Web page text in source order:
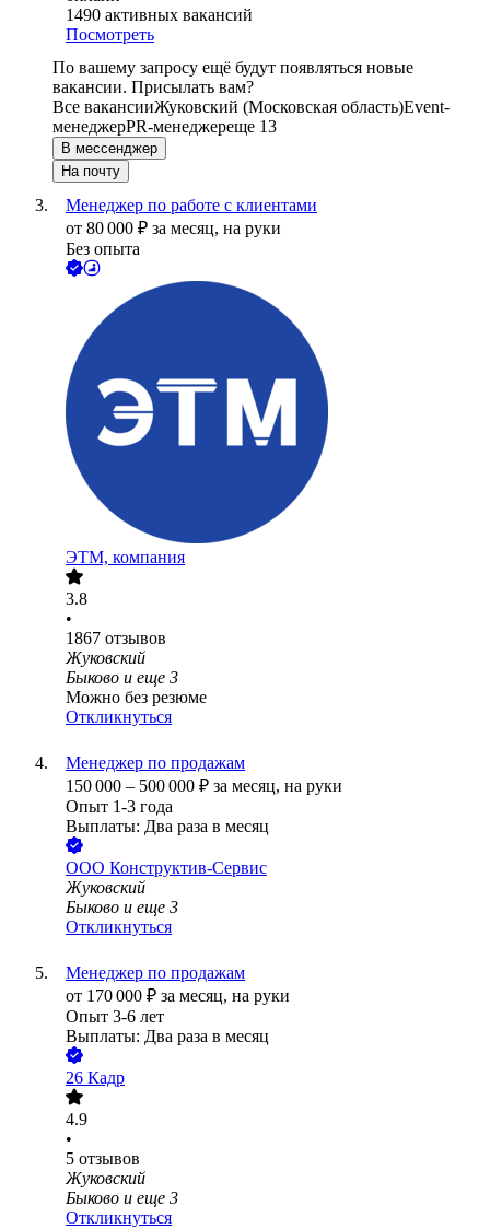
1490 активных вакансий
Посмотреть
По вашему запросу ещё будут появляться новые
вакансии. Присылать вам?
Все вакансииЖуковский (Московская область)Event-
менеджерPR-менеджереще 13
В мессенджер
На почту
Менеджер по работе с клиентами
от 80 000 ₽ за месяц, на руки
Без опыта
ЭТМ, компания
3.8
•
1867 отзывов
Жуковский
Быково и еще 3
Можно без резюме
Откликнуться
Менеджер по продажам
150 000 – 500 000 ₽ за месяц, на руки
Опыт 1-3 года
Выплаты: Два раза в месяц
ООО Конструктив-Сервис
Жуковский
Быково и еще 3
Откликнуться
Менеджер по продажам
от 170 000 ₽ за месяц, на руки
Опыт 3-6 лет
Выплаты: Два раза в месяц
26 Кадр
4.9
•
5 отзывов
Жуковский
Быково и еще 3
Откликнуться